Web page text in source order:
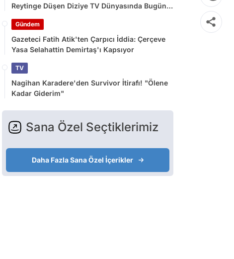
Reytinge Düşen Diziye TV Dünyasında Bugün
Gündem
Gazeteci Fatih Atik'ten Çarpıcı İddia: Çerçeve
Yasa Selahattin Demirtaş'ı Kapsıyor
TV
Nagihan Karadere'den Survivor İtirafı! "Ölene
Kadar Giderim"
Sana Özel Seçtiklerimiz
Daha Fazla Sana Özel İçerikler